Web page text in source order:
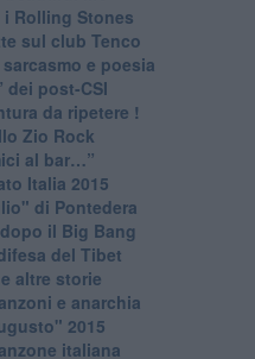
Rolling Stones
sul club Tenco
e poesia
dei post-CSI
da ripetere !
Zio Rock
al bar…”
Italia 2015
di Pontedera
il Big Bang
del Tibet
altre storie
e anarchia
2015
italiana